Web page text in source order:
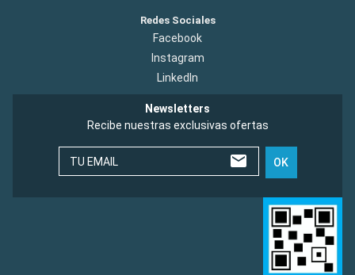
Redes Sociales
Facebook
Instagram
LinkedIn
Newsletters
Recibe nuestras exclusivas ofertas
TU EMAIL OK